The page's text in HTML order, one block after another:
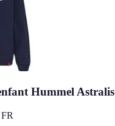
Hummel Astralis